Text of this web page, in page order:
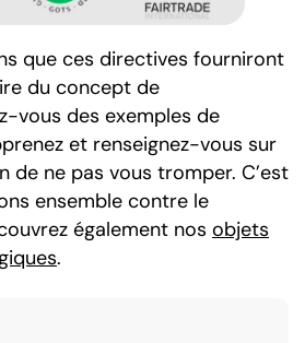
que ces directives fourniront
du concept de
vous des exemples de
et renseignez-vous sur
de ne pas vous tromper. C’est
ensemble contre le
également nos objets
.